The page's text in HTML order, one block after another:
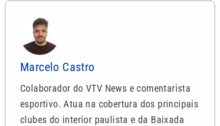
Marcelo Castro
Colaborador do VTV News e comentarista
esportivo. Atua na cobertura dos principais
clubes do interior paulista e da Baixada